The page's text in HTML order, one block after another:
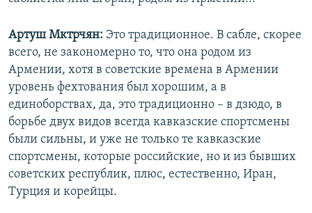
Артуш Мктрчян: Это традиционное. В сабле, скорее
всего, не закономерно то, что она родом из
Армении, хотя в советские времена в Армении
уровень фехтования был хорошим, а в
единоборствах, да, это традиционно – в дзюдо, в
борьбе двух видов всегда кавказские спортсмены
были сильны, и уже не только те кавказские
спортсмены, которые российские, но и из бывших
советских республик, плюс, естественно, Иран,
Турция и корейцы.